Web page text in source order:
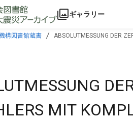
ギャラリー
構図書館蔵書
ABSOLUTMESSUNG DER
MIT